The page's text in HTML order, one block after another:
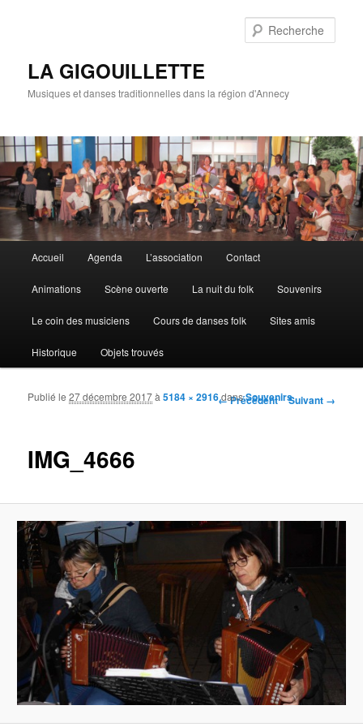
LA GIGOUILLETTE
Musiques et danses traditionnelles dans la région d'Annecy
Aller au contenu principal
Aller au contenu secondaire
Accueil Agenda L’association Contact
Animations Scène ouverte La nuit du folk Souvenirs
Le coin des musiciens Cours de danses folk Sites amis
Historique Objets trouvés
Navigation des images
← Précédent Suivant →
IMG_4666
Publié le27 décembre 2017à5184 × 2916dansSouvenirs